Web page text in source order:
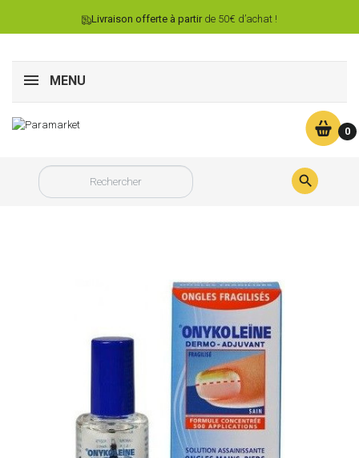
Livraison offerte à partirde 50€ d’achat !
MENU
0
